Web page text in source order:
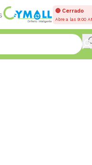
🔴 Cerrado
Abre a las 9:00